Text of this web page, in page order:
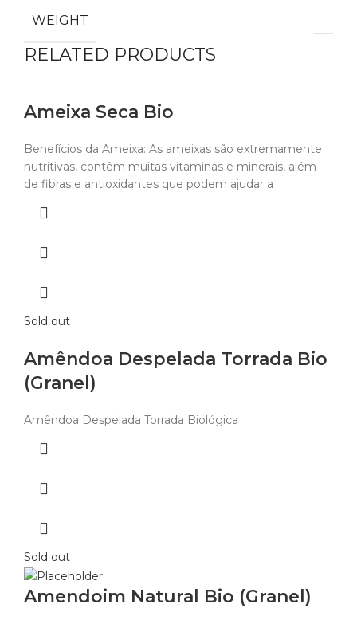
WEIGHT
RELATED PRODUCTS
Ameixa Seca Bio
Benefícios da Ameixa: As ameixas são extremamente
nutritivas, contêm muitas vitaminas e minerais, além
de fibras e antioxidantes que podem ajudar a
Sold out
Amêndoa Despelada Torrada Bio
(Granel)
Amêndoa Despelada Torrada Biológica
Sold out
Amendoim Natural Bio (Granel)